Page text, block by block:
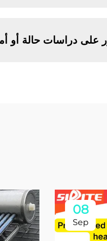
على دراسات حالة أو
08
Sep